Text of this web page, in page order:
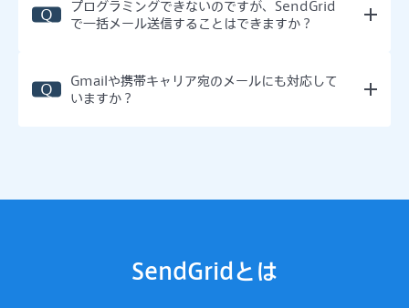
プログラミングできないのですが、SendGrid
で一括メール送信することはできますか？
Gmailや携帯キャリア宛のメールにも対応して
いますか？
SendGridとは